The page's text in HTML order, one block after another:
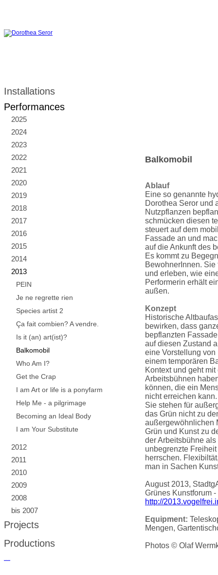
Installations
Performances
2025
2024
2023
2022
2021
2020
2019
2018
2017
2016
2015
2014
2013
PEIN
Je ne regrette rien
Species artist 2
Ça fait combien? A vendre.
Is it (an) art(ist)?
Balkomobil
Who Am I?
Get the Crap
I am Art or life is a ponyfarm
Help Me - a pilgrimage
Becoming an Ideal Body
I am Your Substitute
2012
2011
2010
2009
2008
bis 2007
Projects
Productions
Balkomobil
Ablauf
Eine so genannte
Dorothea Seror und
Nutzpflanzen
schmücken diesen
steuert auf dem
Fassade an und
auf die Ankunft des
Es kommt zu
BewohnerInnen.
und erleben, wie
Performerin erhält
außen.
Konzept
Historische
bewirken, dass
bepflanzten
auf diesen Zustand
eine Vorstellung
einem temporären
Kontext und geht
Arbeitsbühnen
können, die ein
nicht erreichen kann.
Sie stehen für
das Grün nicht zu
außergewöhnlichen
Grün und Kunst zu
der Arbeitsbühne
unbegrenzte
herrschen.
man in Sachen
August 2013,
Grünes Kunstforum
http://
Equipment:
Mengen,
Photos © Olaf